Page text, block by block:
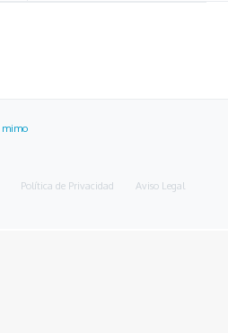
mimo
Política de Privacidad Aviso Legal